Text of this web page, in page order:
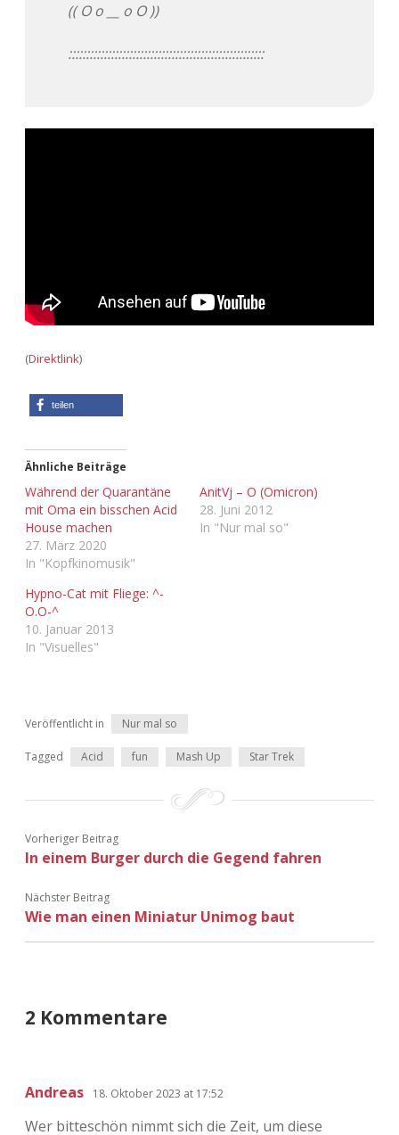
(( O o __ o O ))
:::::::::::::::::::::::::::::::::::::::::::::::::::::::
(Direktlink)
teilen
Ähnliche Beiträge
Während der Quarantäne
mit Oma ein bisschen Acid
House machen
27. März 2020
In "Kopfkinomusik"
AnitVj – O (Omicron)
28. Juni 2012
In "Nur mal so"
Hypno-Cat mit Fliege: ^-
O.O-^
10. Januar 2013
In "Visuelles"
Veröffentlicht in Nur mal so
Tagged Acid fun Mash Up Star Trek
Vorheriger Beitrag
In einem Burger durch die Gegend fahren
Nächster Beitrag
Wie man einen Miniatur Unimog baut
2 Kommentare
Andreas 18. Oktober 2023 at 17:52
Wer bitteschön nimmt sich die Zeit, um diese